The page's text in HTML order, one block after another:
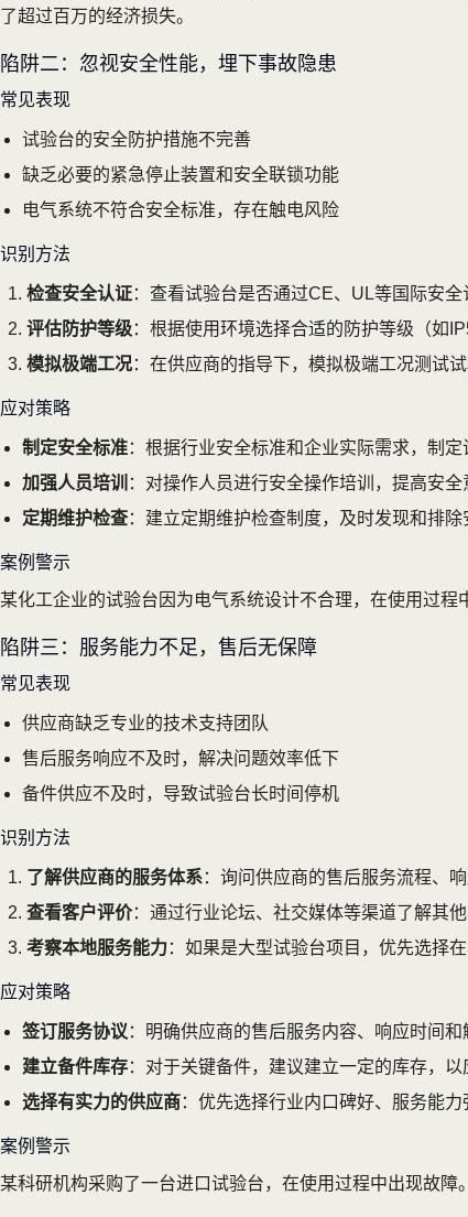
了超过百万的经济损失。
陷阱二：忽视安全性能，埋下事故隐患
常见表现
试验台的安全防护措施不完善
缺乏必要的紧急停止装置和安全联锁功能
电气系统不符合安全标准，存在触电风险
识别方法
检查安全认证：查看试验台是否通过CE、UL等国际安全
评估防护等级：根据使用环境选择合适的防护等级（如
模拟极端工况：在供应商的指导下，模拟极端工况测试
应对策略
制定安全标准：根据行业安全标准和企业实际需求，制
加强人员培训 ：对操作人员进行安全操作培训，提高安全
定期维护检查：建立定期维护检查制度，及时发现和排除
案例警示
某化工企业的试验台因为电气系统设计不合理，在使用过
陷阱三：服务能力不足，售后无保障
常见表现
供应商缺乏专业的技术支持团队
售后服务响应不及时，解决问题效率低下
备件供应不及时，导致试验台长时间停机
识别方法
了解供应商的服务体系：询问供应商的售后服务流程、
查看客户评价：通过行业论坛、社交媒体等渠道了解其
考察本地服务能力：如果是大型试验台项目，优先选择
应对策略
签订服务协议 ：明确供应商的售后服务内容、响应时间
建立备件库存：对于关键备件，建议建立一定的库存，
选择有实力的供应商：优先选择行业内口碑好、服务能力
案例警示
某科研机构采购了一台进口试验台，在使用过程中出现故